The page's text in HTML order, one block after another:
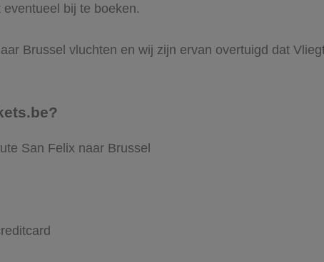
bij te boeken.
Brussel vluchten en wij zijn ervan overtuigd dat
San Felix naar Brussel